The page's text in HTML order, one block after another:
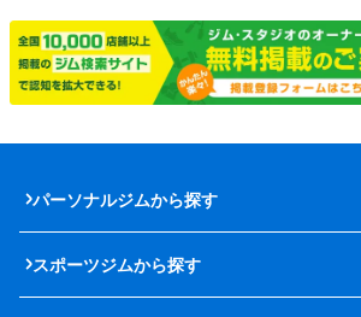
パーソナルジムから探す
スポーツジムから探す